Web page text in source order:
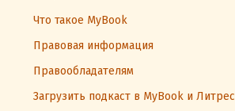
Что такое MyBook
Правовая информация
Правообладателям
Загрузить подкаст в MyBook и Литрес